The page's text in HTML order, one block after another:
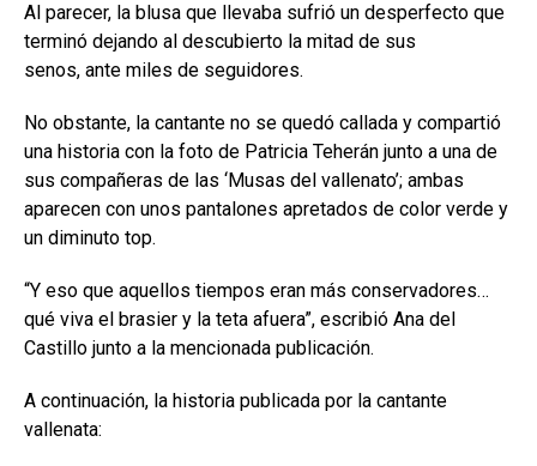
Al parecer, la blusa que llevaba sufrió un desperfecto que
terminó dejando al descubierto la mitad de sus
senos, ante miles de seguidores.
No obstante, la cantante no se quedó callada y compartió
una historia con la foto de Patricia Teherán junto a una de
sus compañeras de las ‘Musas del vallenato’; ambas
aparecen con unos pantalones apretados de color verde y
un diminuto top.
“Y eso que aquellos tiempos eran más conservadores…
qué viva el brasier y la teta afuera”, escribió Ana del
Castillo junto a la mencionada publicación.
A continuación, la historia publicada por la cantante
vallenata: